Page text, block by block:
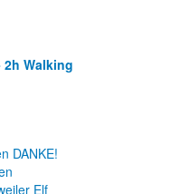
Walking
DANKE!
Elf